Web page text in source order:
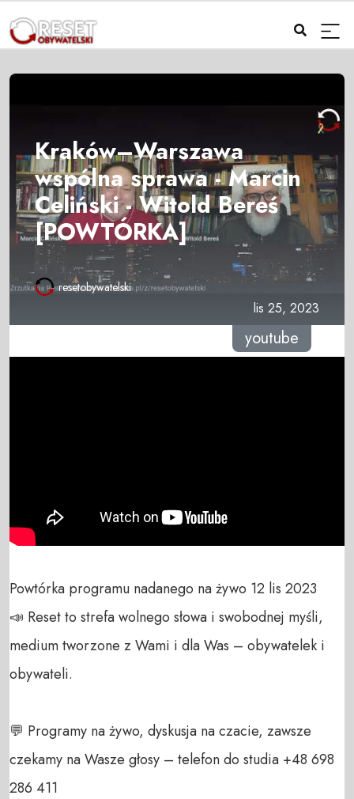
Kraków–Warszawa
wspólna sprawa - Marcin
Celiński - Witold Bereś
[POWTÓRKA]
resetobywatelski
lis 25, 2023
youtube
Powtórka programu nadanego na żywo 12 lis 2023
📣 Reset to strefa wolnego słowa i swobodnej myśli,
medium tworzone z Wami i dla Was – obywatelek i
obywateli.
💬 Programy na żywo, dyskusja na czacie, zawsze
czekamy na Wasze głosy – telefon do studia +48 698
286 411